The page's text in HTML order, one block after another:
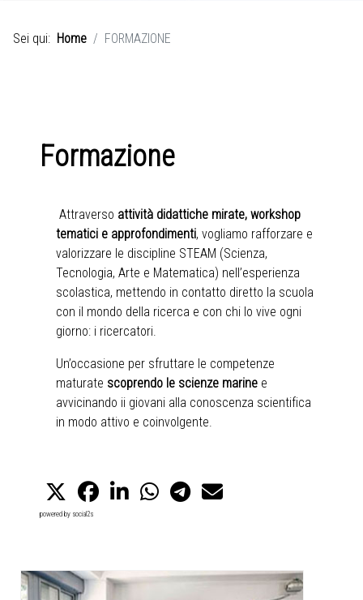
Sei qui: Home FORMAZIONE
Formazione
Attraverso attività didattiche mirate, workshop
tematici e approfondimenti, vogliamo rafforzare e
valorizzare le discipline STEAM (Scienza,
Tecnologia, Arte e Matematica) nell’esperienza
scolastica, mettendo in contatto diretto la scuola
con il mondo della ricerca e con chi lo vive ogni
giorno: i ricercatori.
Un’occasione per sfruttare le competenze
maturate scoprendo le scienze marine e
avvicinando ii giovani alla conoscenza scientifica
in modo attivo e coinvolgente.
powered by social2s